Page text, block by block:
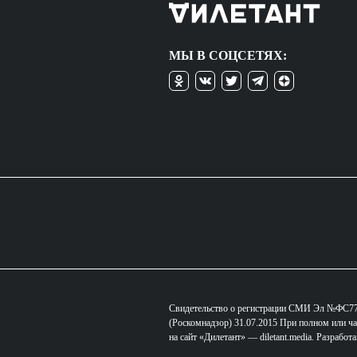
МЫ В СОЦСЕТЯХ:
Свидетельство о регистрации СМИ Эл
(Роскомнадзор) 31.07.2015 При полном или
на сайт «Дилетант» — diletant.media.